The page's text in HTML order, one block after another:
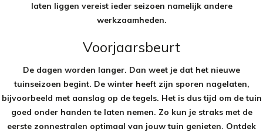
laten liggen vereist ieder seizoen namelijk andere
werkzaamheden.
Voorjaarsbeurt
De dagen worden langer. Dan weet je dat het nieuwe
tuinseizoen begint. De winter heeft zijn sporen nagelaten,
bijvoorbeeld met aanslag op de tegels. Het is dus tijd om de tuin
goed onder handen te laten nemen. Zo kun je straks met de
eerste zonnestralen optimaal van jouw tuin genieten. Ontdek